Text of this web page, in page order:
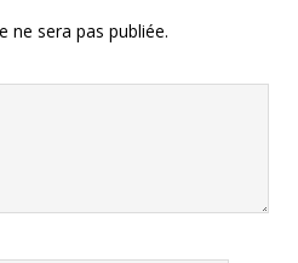
ne sera pas publiée.